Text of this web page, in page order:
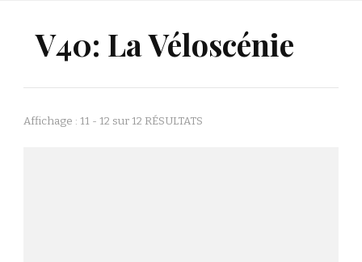
V40: La Véloscénie
Affichage : 11 - 12 sur 12 RÉSULTATS